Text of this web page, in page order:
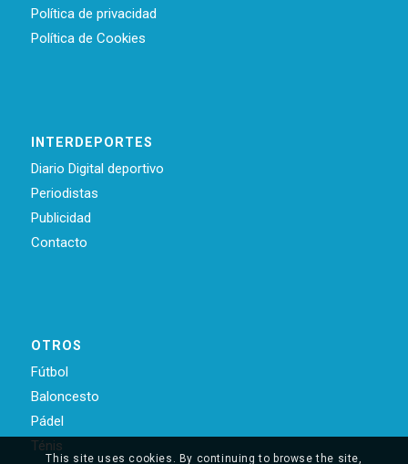
Política de privacidad
Política de Cookies
INTERDEPORTES
Diario Digital deportivo
Periodistas
Publicidad
Contacto
OTROS
Fútbol
Baloncesto
Pádel
Ténis
This site uses cookies. By continuing to browse the site,